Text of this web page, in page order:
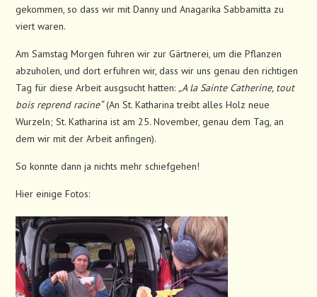
gekommen, so dass wir mit Danny und Anagarika Sabbamitta zu
viert waren.
Am Samstag Morgen fuhren wir zur Gärtnerei, um die Pflanzen
abzuholen, und dort erfuhren wir, dass wir uns genau den richtigen
Tag für diese Arbeit ausgsucht hatten:„A la Sainte Catherine, tout
bois reprend racine“(An St. Katharina treibt alles Holz neue
Wurzeln; St. Katharina ist am 25. November, genau dem Tag, an
dem wir mit der Arbeit anfingen).
So konnte dann ja nichts mehr schiefgehen!
Hier einige Fotos: